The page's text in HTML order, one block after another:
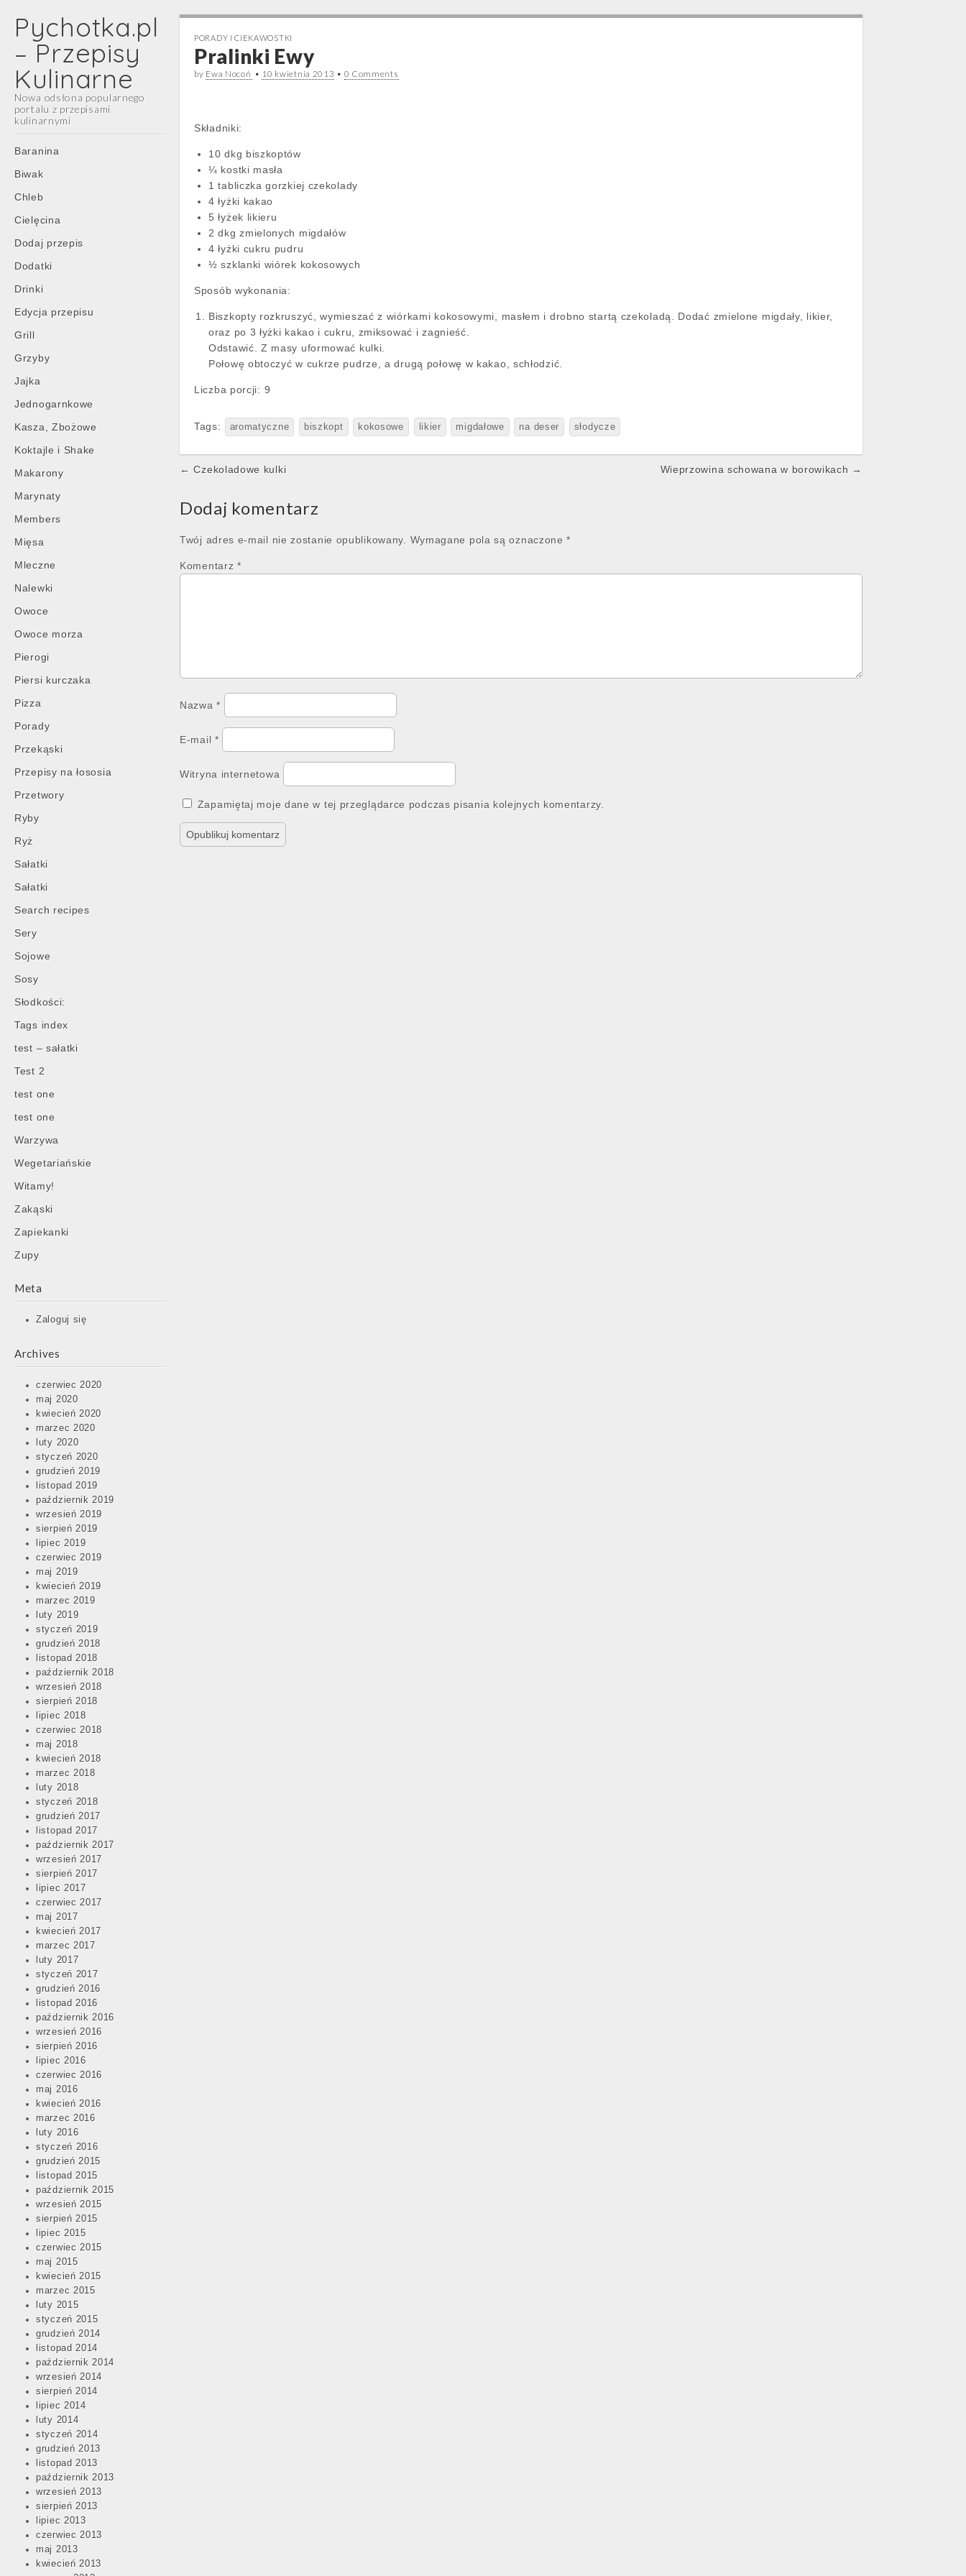
Pychotka.pl
– Przepisy
Kulinarne
Nowa odsłona popularnego
portalu z przepisami
kulinarnymi
Main
menu
Skip
content
Baranina
Biwak
Chleb
Cielęcina
Dodaj przepis
Dodatki
Drinki
Edycja przepisu
Grill
Grzyby
Jajka
Jednogarnkowe
Kasza, Zbożowe
Koktajle i Shake
Makarony
Marynaty
Members
Mięsa
Mleczne
Nalewki
Owoce
Owoce morza
Pierogi
Piersi kurczaka
Pizza
Porady
Przekąski
Przepisy na łososia
Przetwory
Ryby
Ryż
Sałatki
Sałatki
Search recipes
Sery
Sojowe
Sosy
Słodkości:
Tags index
test – sałatki
Test 2
test one
test one
Warzywa
Wegetariańskie
Witamy!
Zakąski
Zapiekanki
Zupy
Meta
Zaloguj się
Archives
czerwiec 2020
maj 2020
kwiecień 2020
marzec 2020
luty 2020
styczeń 2020
grudzień 2019
listopad 2019
październik 2019
wrzesień 2019
sierpień 2019
lipiec 2019
czerwiec 2019
maj 2019
kwiecień 2019
marzec 2019
luty 2019
styczeń 2019
grudzień 2018
listopad 2018
październik 2018
wrzesień 2018
sierpień 2018
lipiec 2018
czerwiec 2018
maj 2018
kwiecień 2018
marzec 2018
luty 2018
styczeń 2018
grudzień 2017
listopad 2017
październik 2017
wrzesień 2017
sierpień 2017
lipiec 2017
czerwiec 2017
maj 2017
kwiecień 2017
marzec 2017
luty 2017
styczeń 2017
grudzień 2016
listopad 2016
październik 2016
wrzesień 2016
sierpień 2016
lipiec 2016
czerwiec 2016
maj 2016
kwiecień 2016
marzec 2016
luty 2016
styczeń 2016
grudzień 2015
listopad 2015
październik 2015
wrzesień 2015
sierpień 2015
lipiec 2015
czerwiec 2015
maj 2015
kwiecień 2015
marzec 2015
luty 2015
styczeń 2015
grudzień 2014
listopad 2014
październik 2014
wrzesień 2014
sierpień 2014
lipiec 2014
luty 2014
styczeń 2014
grudzień 2013
listopad 2013
październik 2013
wrzesień 2013
sierpień 2013
lipiec 2013
czerwiec 2013
maj 2013
kwiecień 2013
PORADY I CIEKAWOSTKI
Pralinki Ewy
by Ewa Nocoń • 10 kwietnia 2013 • 0 Comments
Składniki:
10 dkg biszkoptów
¼ kostki masła
1 tabliczka gorzkiej czekolady
4 łyżki kakao
5 łyżek likieru
2 dkg zmielonych migdałów
4 łyżki cukru pudru
½ szklanki wiórek kokosowych
Sposób wykonania:
Biszkopty rozkruszyć, wymieszać z wiórkami kokosowymi, masłem i drobno startą czekoladą. Dodać zmielone migdały, likier,
oraz po 3 łyżki kakao i cukru, zmiksować i zagnieść.
Odstawić. Z masy uformować kulki.
Połowę obtoczyć w cukrze pudrze, a drugą połowę w kakao, schłodzić.
Liczba porcji: 9
Tags: aromatyczne biszkopt kokosowe likier migdałowe na deser słodycze
Post
← Czekoladowe kulki Wieprzowina schowana w borowikach →
Dodaj komentarz
Twój adres e-mail nie zostanie opublikowany. Wymagane pola są oznaczone*
Komentarz *
Nazwa*
E-mail *
Witryna internetowa
Zapamiętaj moje dane w tej przeglądarce podczas pisania kolejnych komentarzy.